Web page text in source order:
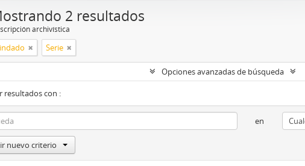
2 resultados
archivística
Serie
Opciones avanzadas de búsqueda
resultados con :
en
nuevo criterio